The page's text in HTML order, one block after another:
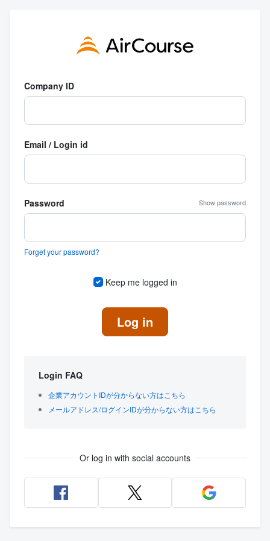
Company ID
Email / Login id
Password Show password
Forget your password?
Keep me logged in
Log in
Login FAQ
企業アカウントIDが分からない方はこちら
メールアドレス/ログインIDが分からない方はこちら
Or log in with social accounts